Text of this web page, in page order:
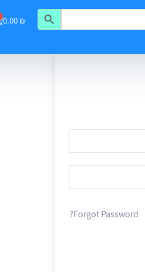
0.00 ₪
Forgot Password?